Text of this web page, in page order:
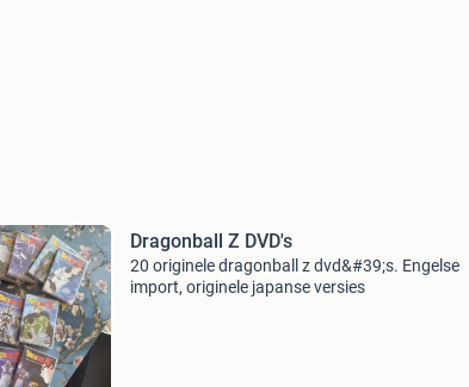
Dragonball Z DVD's
20 originele dragonball z dvd&#39;s. Engelse
import, originele japanse versies